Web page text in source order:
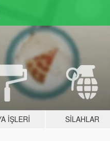
İŞLERI SILAHLAR